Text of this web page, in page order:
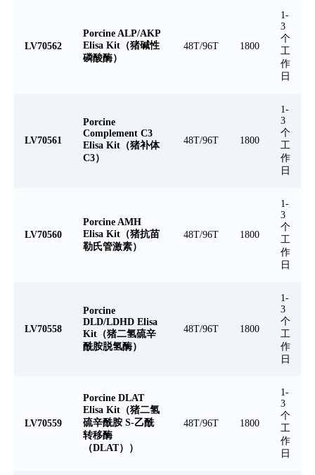
LV70562
Porcine ALP/AKP
Elisa Kit（猪碱性
磷酸酶）
48T/96T 1800
1-
3
个
工
作
日
LV70561
Porcine
Complement C3
Elisa Kit（猪补体
C3）
48T/96T 1800
1-
3
个
工
作
日
LV70560
Porcine AMH
Elisa Kit（猪抗苗
勒氏管激素）
48T/96T 1800
1-
3
个
工
作
日
LV70558
Porcine
DLD/LDHD Elisa
Kit（猪二氢硫辛
酰胺脱氢酶）
48T/96T 1800
1-
3
个
工
作
日
LV70559
Porcine DLAT
Elisa Kit（猪二氢
硫辛酰胺 S-乙酰
转移酶
（DLAT））
48T/96T 1800
1-
3
个
工
作
日